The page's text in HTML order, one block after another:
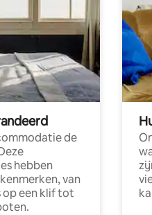
de
hebben
van
op een klif tot